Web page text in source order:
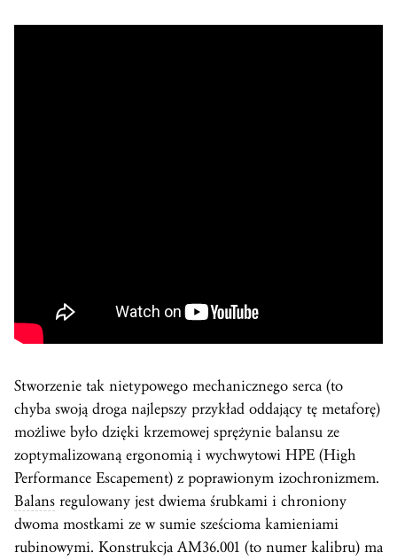
Stworzenie tak nietypowego mechanicznego serca (to
chyba swoją droga najlepszy przykład oddający tę metaforę)
możliwe było dzięki krzemowej sprężynie balansu ze
zoptymalizowaną ergonomią i wychwytowi HPE (High
Performance Escapement) z poprawionym izochronizmem.
Balans regulowany jest dwiema śrubkami i chroniony
dwoma mostkami ze w sumie sześcioma kamieniami
rubinowymi. Konstrukcja AM36.001 (to numer kalibru) ma